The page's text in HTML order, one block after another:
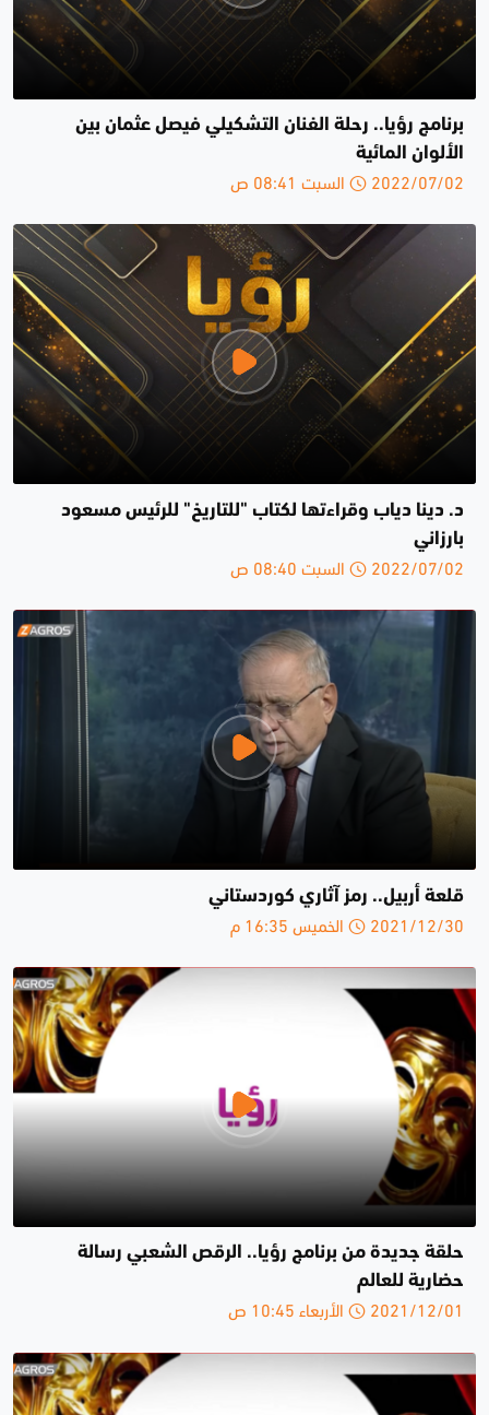
برنامج رؤيا.. رحلة الفنان التشكيلي فيصل عثمان بين
الألوان المائية
2022/07/02 السبت 08:41 ص
د. دينا دياب وقراءتها لكتاب "للتاريخ" للرئيس مسعود
بارزاني
2022/07/02 السبت 08:40 ص
قلعة أربيل.. رمز آثاري كوردستاني
2021/12/30 الخميس 16:35 م
حلقة جديدة من برنامج رؤيا.. الرقص الشعبي رسالة
حضارية للعالم
2021/12/01 الأربعاء 10:45 ص